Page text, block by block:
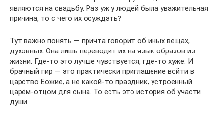
являются на свадьбу. Раз уж у людей была уважительная
причина, то с чего их осуждать?
Тут важно понять — причта говорит об иных вещах,
духовных. Она лишь переводит их на язык образов из
жизни. Где-то это лучше чувствуется, где-то хуже. И
брачный пир — это практически приглашение войти в
царство Божие, а не какой-то праздник, устроенный
царём-отцом для сына. То есть это история об участи
души.